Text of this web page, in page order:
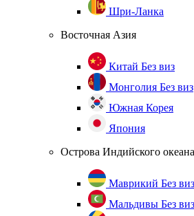
Шри-Ланка
Восточная Азия
Китай Без виз
Монголия Без виз
Южная Корея
Япония
Острова Индийского океана
Маврикий Без виз
Мальдивы Без виз